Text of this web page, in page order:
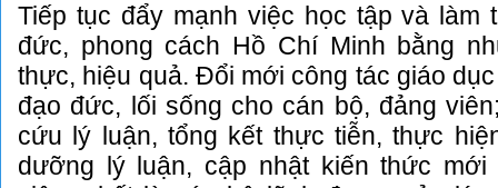
Tiếp tục đẩy mạnh việc học tập và làm
đức, phong cách Hồ Chí Minh bằng
thực, hiệu quả. Đổi mới công tác giáo
đạo đức, lối sống cho cán bộ, đảng
cứu lý luận, tổng kết thực tiễn, thực
dưỡng lý luận, cập nhật kiến thức mới